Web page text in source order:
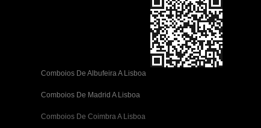
Comboios De Albufeira A Lisboa
Comboios De Madrid A Lisboa
Comboios De Coimbra A Lisboa